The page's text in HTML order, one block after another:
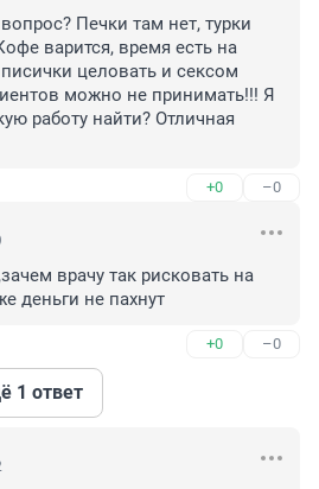
Печки там нет, турки
варится, время есть на
целовать и сексом
можно не принимать!!! Я
работу найти? Отличная
+0 –0
врачу так рисковать на
деньги не пахнут
+0 –0
1 ответ